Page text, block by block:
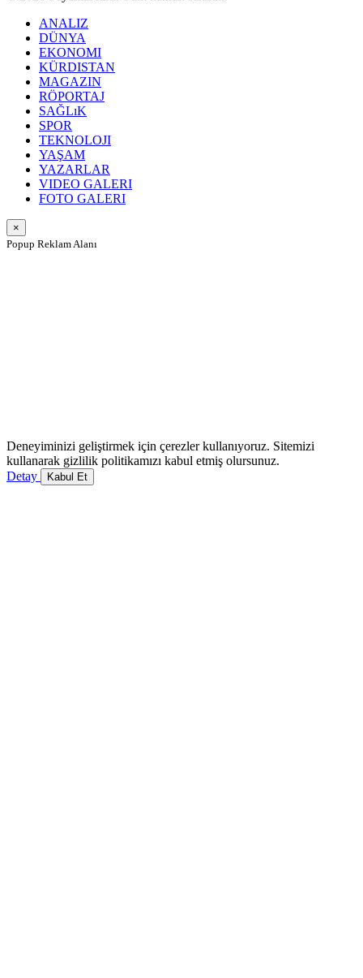
ANALIZ
DÜNYA
EKONOMI
KÜRDISTAN
MAGAZIN
RÖPORTAJ
SAĞLıK
SPOR
TEKNOLOJI
YAŞAM
YAZARLAR
VIDEO GALERI
FOTO GALERI
×
Popup Reklam Alanı
Deneyiminizi geliştirmek için çerezler kullanıyoruz. Sitemizi
kullanarak gizlilik politikamızı kabul etmiş olursunuz.
Detay
Kabul Et